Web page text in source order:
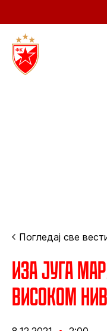
Погледај све
Иза југа
високом